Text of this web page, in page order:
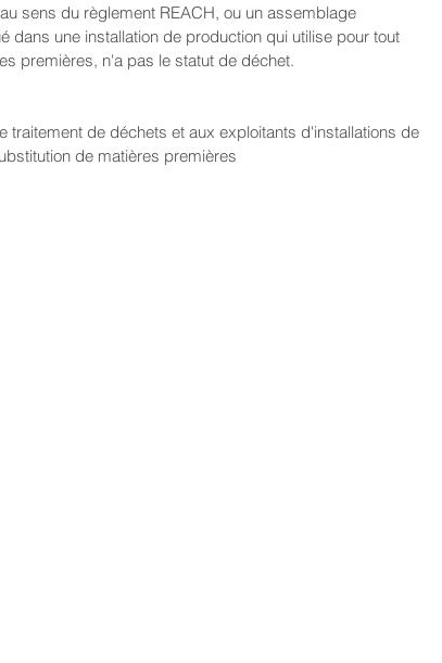
sens du règlement REACH, ou un assemblage
dans une installation de production qui utilise pour tout
premières, n'a pas le statut de déchet.
traitement de déchets et aux exploitants d'installations de
de matières premières